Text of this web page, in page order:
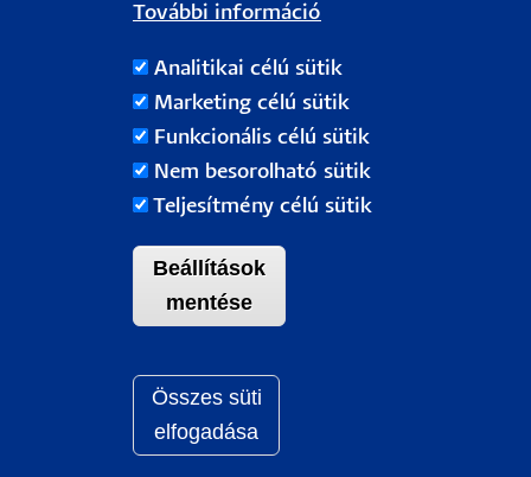
Kolberné Ternyák Terézia
Kuprivecz Józsefné
Molnár Gábor Mártonné
Sztanics Lászlóné Krizsics Mária
Szücsné Somogyi Ágnes – oklevelét a
későbbiekben veszi át
matematika-műszaki ismeretek és gyakorlatok
További információ
Analitikai célú sütik
Marketing célú sütik
Funkcionális célú sütik
Nem besorolható sütik
Teljesítmény célú sütik
Beállítások
mentése
Összes süti
elfogadása